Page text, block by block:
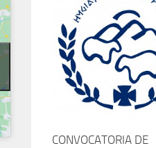
CONVOCATORIA DE